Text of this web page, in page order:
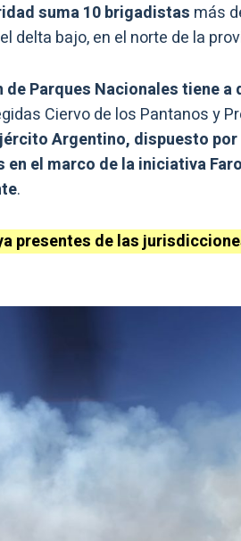
suma 10 brigadistas más
delta bajo, en el norte de la
Parques Nacionales tiene
Ciervo de los Pantanos y
Argentino, dispuesto
en el marco de la iniciativa
.
presentes de las